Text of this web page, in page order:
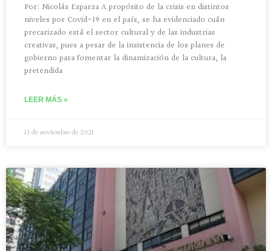
Por: Nicolás Esparza A propósito de la crisis en distintos
niveles por Covid-19 en el país, se ha evidenciado cuán
precarizado está el sector cultural y de las industrias
creativas, pues a pesar de la insistencia de los planes de
gobierno para fomentar la dinamización de la cultura, la
pretendida
LEER MÁS »
13 de noviembre de 2021